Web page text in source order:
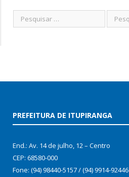
PREFEITURA DE ITUPIRANGA
End.: Av. 14 de julho, 12 – Centro
CEP: 68580-000
Fone: (94) 98440-5157 / (94) 9914-92446